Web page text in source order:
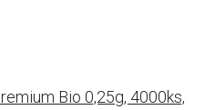
Bio 0,25g, 4000ks,